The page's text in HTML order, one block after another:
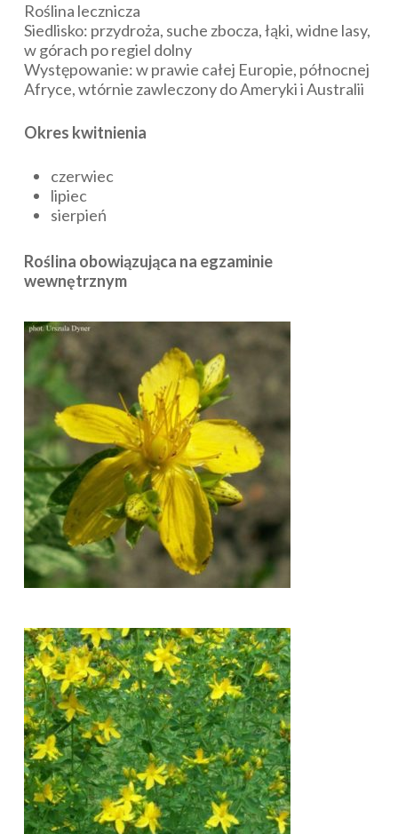
Roślina lecznicza
Siedlisko: przydroża, suche zbocza, łąki, widne lasy,
w górach po regiel dolny
Występowanie: w prawie całej Europie, północnej
Afryce, wtórnie zawleczony do Ameryki i Australii
Okres kwitnienia
czerwiec
lipiec
sierpień
Roślina obowiązująca na egzaminie
wewnętrznym